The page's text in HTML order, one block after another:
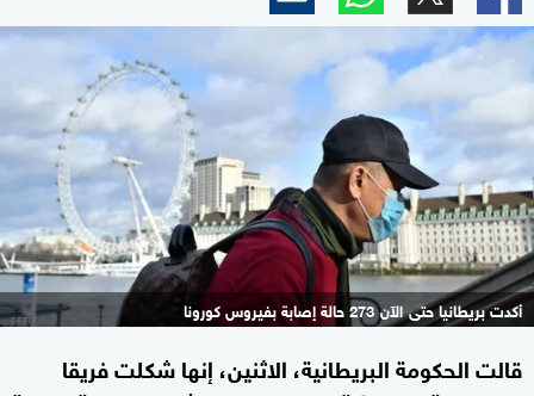
أكدت بريطانيا حتى الآن 273 حالة إصابة بفيروس كورونا
قالت الحكومة البريطانية، الاثنين، إنها شكلت فريقا